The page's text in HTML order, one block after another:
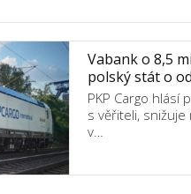
Vabank o 8,5
polský stát o
PKP Cargo hlásí
s věřiteli,
v…